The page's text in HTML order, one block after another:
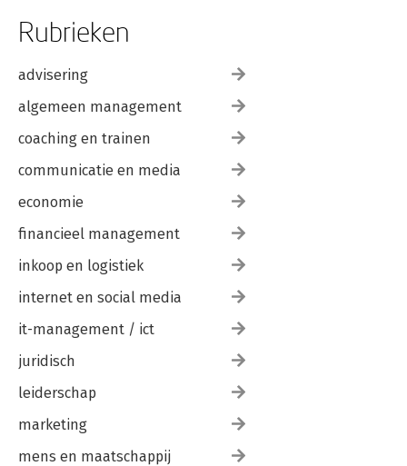
Rubrieken
advisering
algemeen management
coaching en trainen
communicatie en media
economie
financieel management
inkoop en logistiek
internet en social media
it-management / ict
juridisch
leiderschap
marketing
mens en maatschappij